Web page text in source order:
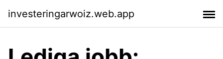
investeringarwoiz.web.app